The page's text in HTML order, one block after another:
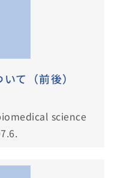
て（前後）
science